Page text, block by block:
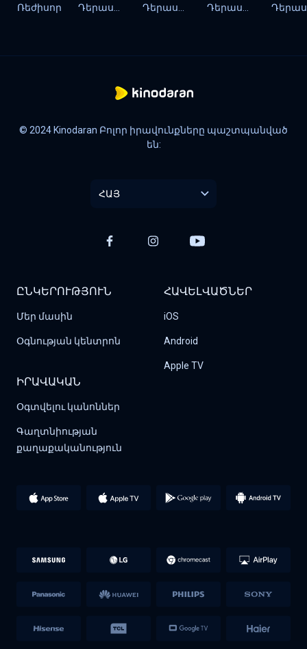
Ռեժիսոր
© 2024 Kinodaran Բոլոր իրավունքները պաշտպանված
են:
ՀԱՅ
ԸՆԿԵՐՈՒԹՅՈՒՆ
Մեր մասին
Օգնության կենտրոն
ՀԱՎԵԼՎԱԾՆԵՐ
iOS
Android
Apple TV
ԻՐԱՎԱԿԱՆ
Օգտվելու կանոններ
Գաղտնիության
քաղաքականություն